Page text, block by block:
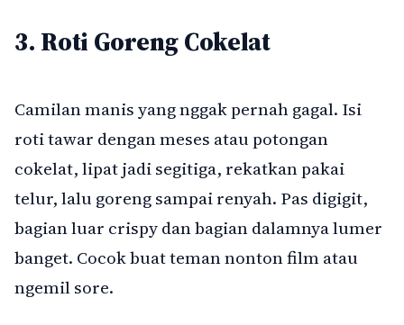
3. Roti Goreng Cokelat
Camilan manis yang nggak pernah gagal. Isi
roti tawar dengan meses atau potongan
cokelat, lipat jadi segitiga, rekatkan pakai
telur, lalu goreng sampai renyah. Pas digigit,
bagian luar crispy dan bagian dalamnya lumer
banget. Cocok buat teman nonton film atau
ngemil sore.